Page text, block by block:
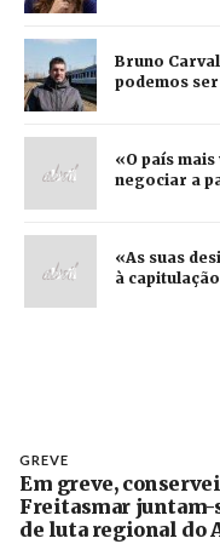
Bruno
podemos
«O país
negociar a
«As suas
à
GREVE
Em greve,
Freitasmar juntam-
de luta regional do